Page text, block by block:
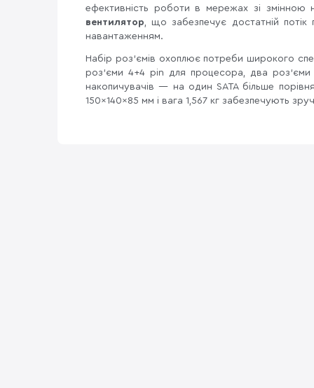
ефективність роботи в мережах зі
вентилятор, що забезпечує достатній потік
навантаженням.
Набір роз'ємів охоплює потреби широкого
роз'єми 4+4 pin для процесора, два роз'єми
накопичувачів — на один SATA більше
150×140×85 мм і вага 1,567 кг забезпечують